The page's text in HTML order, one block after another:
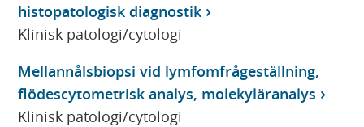
histopatologisk diagnostik
Klinisk patologi/cytologi
Mellannålsbiopsi vid lymfomfrågeställning,
flödescytometrisk analys, molekyläranalys
Klinisk patologi/cytologi